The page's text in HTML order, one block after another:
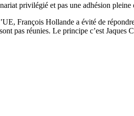
privilégié et pas une adhésion
François Hollande a évité de
pas réunies. Le principe c’est